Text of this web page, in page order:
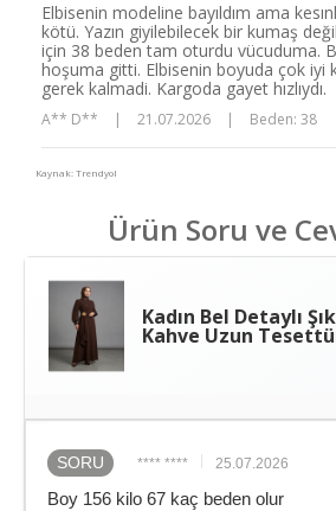
Elbisenin modeline bayıldım ama
kötü. Yazın giyilebilecek bir kumaş
için 38 beden tam oturdu vücuduma.
hoşuma gitti. Elbisenin boyuda çok iyi
gerek kalmadi. Kargoda gayet hızlıydı.
A** D** | 21.07.2026 | Beden: 38
Kaynak: Trendyol
Ürün Soru ve
Kadın Bel Detaylı
Kahve Uzun
SORU **** **** 25.07.2026
Boy 156 kilo 67 kaç beden olur